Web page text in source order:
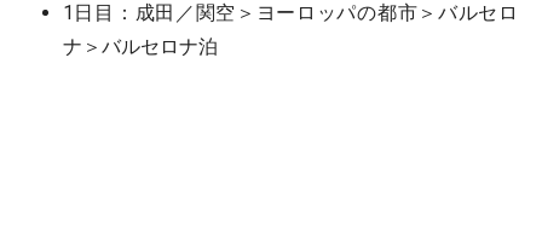
1日目：成田／関空＞ヨーロッパの都市＞バルセロ
ナ＞バルセロナ泊